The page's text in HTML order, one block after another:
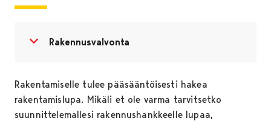
Avaa valikko
Sulje valikko
Rakennusvalvonta
Rakentamiselle tulee pääsääntöisesti hakea
rakentamislupa. Mikäli et ole varma tarvitsetko
suunnittelemallesi rakennushankkeelle lupaa,